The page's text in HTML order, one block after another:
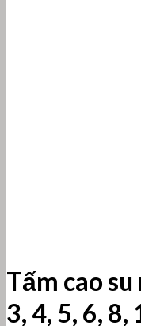
Tấm cao su
3, 4, 5, 6, 8,